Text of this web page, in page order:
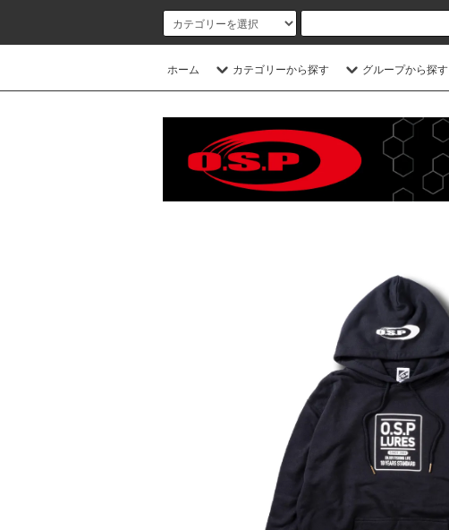
ホーム カテゴリーから探す グループから探す